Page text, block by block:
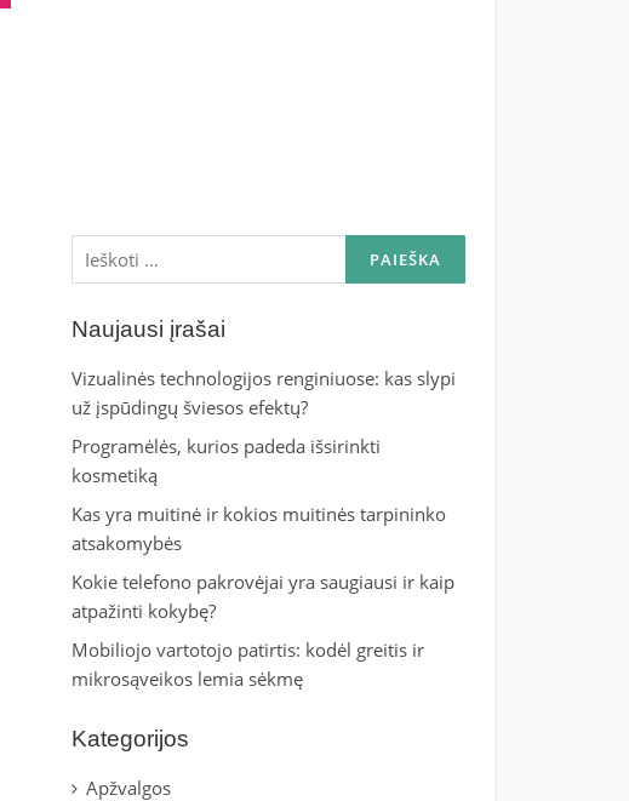
Ieškoti:
Naujausi įrašai
Vizualinės technologijos renginiuose: kas slypi
už įspūdingų šviesos efektų?
Programėlės, kurios padeda išsirinkti
kosmetiką
Kas yra muitinė ir kokios muitinės tarpininko
atsakomybės
Kokie telefono pakrovėjai yra saugiausi ir kaip
atpažinti kokybę?
Mobiliojo vartotojo patirtis: kodėl greitis ir
mikrosąveikos lemia sėkmę
Kategorijos
Apžvalgos